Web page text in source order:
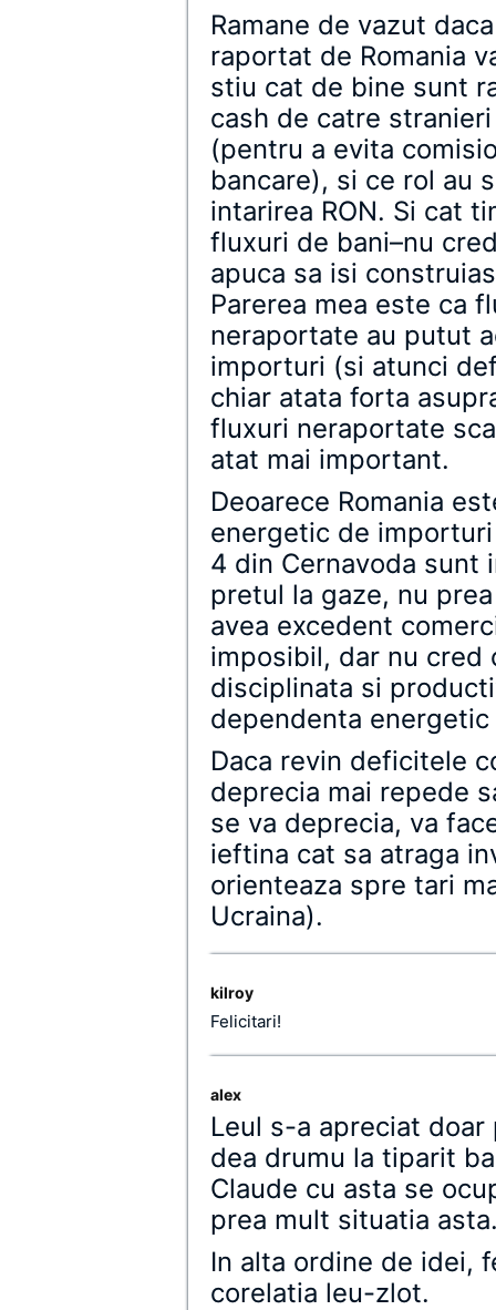
Ramane de vazut
raportat de Romania
stiu cat de bine sunt
cash de catre
(pentru a evita
bancare), si ce rol au
intarirea RON. Si cat
fluxuri de bani–nu
apuca sa isi
Parerea mea este ca
neraportate au putut
importuri (si atunci
chiar atata forta
fluxuri neraportate
atat mai important.
Deoarece Romania
energetic de
4 din Cernavoda sunt
pretul la gaze, nu
avea excedent
imposibil, dar nu cred
disciplinata si
dependenta
Daca revin deficitele
deprecia mai repede
se va deprecia, va
ieftina cat sa atraga
orienteaza spre tari
Ucraina).
kilroy
Felicitari!
alex
Leul s-a apreciat
dea drumu la tiparit
Claude cu asta se
prea mult situatia
In alta ordine de idei,
corelatia leu-zlot.